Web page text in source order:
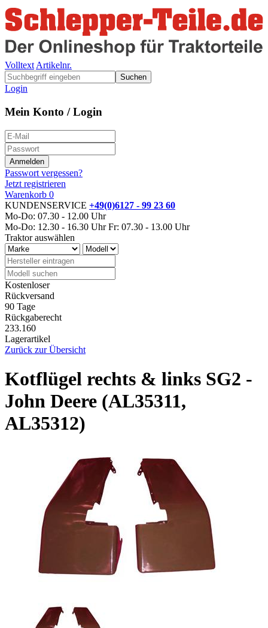
Volltext Artikelnr.
Suchen
Login
Mein Konto / Login
Passwort vergessen?
Jetzt registrieren
Warenkorb 0
KUNDENSERVICE +49(0)6127 - 99 23 60
Mo-Do: 07.30 - 12.00 Uhr
Mo-Do: 12.30 - 16.30 Uhr Fr: 07.30 - 13.00 Uhr
Traktor auswählen
Kostenloser
Rückversand
90 Tage
Rückgaberecht
233.160
Lagerartikel
Zurück zur Übersicht
Kotflügel rechts & links SG2 -
John Deere (AL35311,
AL35312)